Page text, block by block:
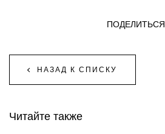
НАЗАД К СПИСКУ
ПОДЕЛИТЬСЯ
Читайте также